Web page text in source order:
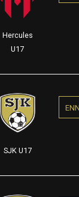
Hercules
U17
SJK U17